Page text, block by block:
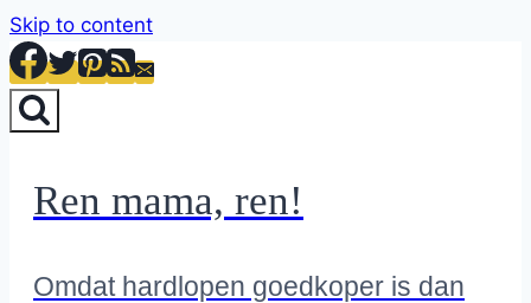
Skip to content
Ren mama, ren!
Omdat hardlopen goedkoper is dan